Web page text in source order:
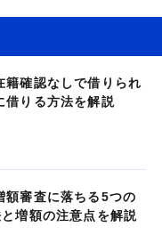
籍確認なしで借りられ
借りる方法を解説
額審査に落ちる5つの
増額の注意点を解説